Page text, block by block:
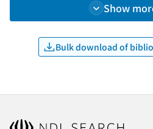
Show
Bulk download of